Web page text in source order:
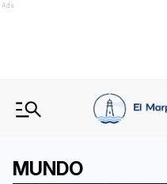
Ads
MUNDO